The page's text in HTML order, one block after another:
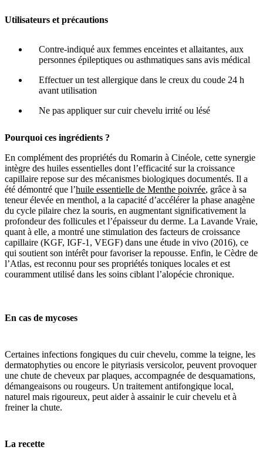
Utilisateurs et précautions
Contre-indiqué aux femmes enceintes et allaitantes, aux
personnes épileptiques ou asthmatiques sans avis médical
Effectuer un test allergique dans le creux du coude 24 h
avant utilisation
Ne pas appliquer sur cuir chevelu irrité ou lésé
Pourquoi ces ingrédients ?
En complément des propriétés du Romarin à Cinéole, cette synergie
intègre des huiles essentielles dont l’efficacité sur la croissance
capillaire repose sur des mécanismes biologiques documentés. Il a
été démontré que l’huile essentielle de Menthe poivrée, grâce à sa
teneur élevée en menthol, a la capacité d’accélérer la phase anagène
du cycle pilaire chez la souris, en augmentant significativement la
profondeur des follicules et l’épaisseur du derme. La Lavande Vraie,
quant à elle, a montré une stimulation des facteurs de croissance
capillaire (KGF, IGF-1, VEGF) dans une étude in vivo (2016), ce
qui soutient son intérêt pour favoriser la repousse. Enfin, le Cèdre de
l’Atlas, est reconnu pour ses propriétés toniques locales et est
couramment utilisé dans les soins ciblant l’alopécie chronique.
En cas de mycoses
Certaines infections fongiques du cuir chevelu, comme la teigne, les
dermatophyties ou encore le pityriasis versicolor, peuvent provoquer
une chute de cheveux par plaques, accompagnée de desquamations,
démangeaisons ou rougeurs. Un traitement antifongique local,
naturel mais rigoureux, peut aider à assainir le cuir chevelu et à
freiner la chute.
La recette